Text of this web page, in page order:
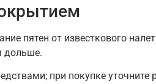
пятен от известкового
дольше.
при покупке уточните